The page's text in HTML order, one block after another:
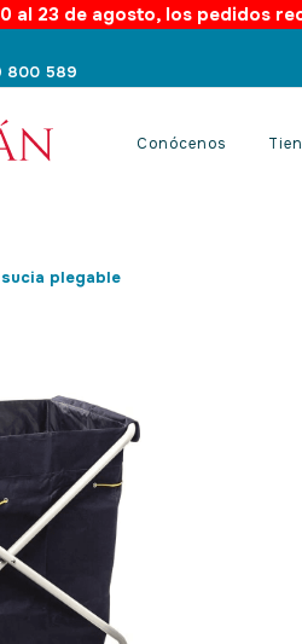
al 23 de agosto, los pedidos
800 589
Conócenos
plegable